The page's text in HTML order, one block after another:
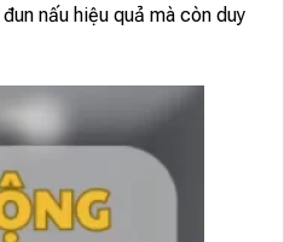
nấu hiệu quả mà còn duy